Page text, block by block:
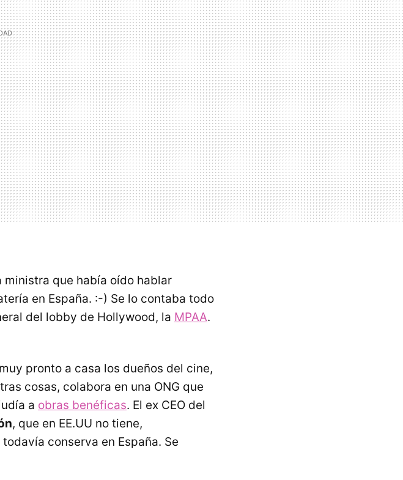
que había oído hablar
en España. :-) Se lo contaba todo
del lobby de Hollywood, la MPAA.
pronto a casa los dueños del cine,
cosas, colabora en una ONG que
a obras benéficas. El ex CEO del
, que en EE.UU no tiene,
conserva en España. Se